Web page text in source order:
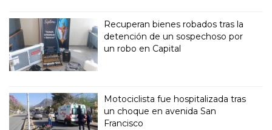
Recuperan bienes robados tras la
detención de un sospechoso por
un robo en Capital
Motociclista fue hospitalizada tras
un choque en avenida San
Francisco